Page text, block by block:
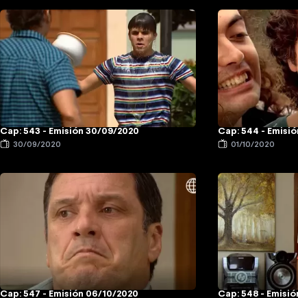
Cap: 543 - Emisión 30/09/2020
30/09/2020
Cap: 544 -
01/10/2020
Cap: 547 - Emisión 06/10/2020 Cap: 548 -